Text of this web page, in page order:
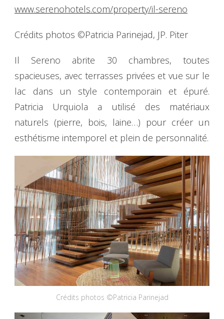
www.serenohotels.com/property/il-sereno
Crédits photos ©Patricia Parinejad, JP. Piter
Il Sereno abrite 30 chambres, toutes
spacieuses, avec terrasses privées et vue sur le
lac dans un style contemporain et épuré.
Patricia Urquiola a utilisé des matériaux
naturels (pierre, bois, laine…) pour créer un
esthétisme intemporel et plein de personnalité.
Crédits photos ©Patricia Parinejad